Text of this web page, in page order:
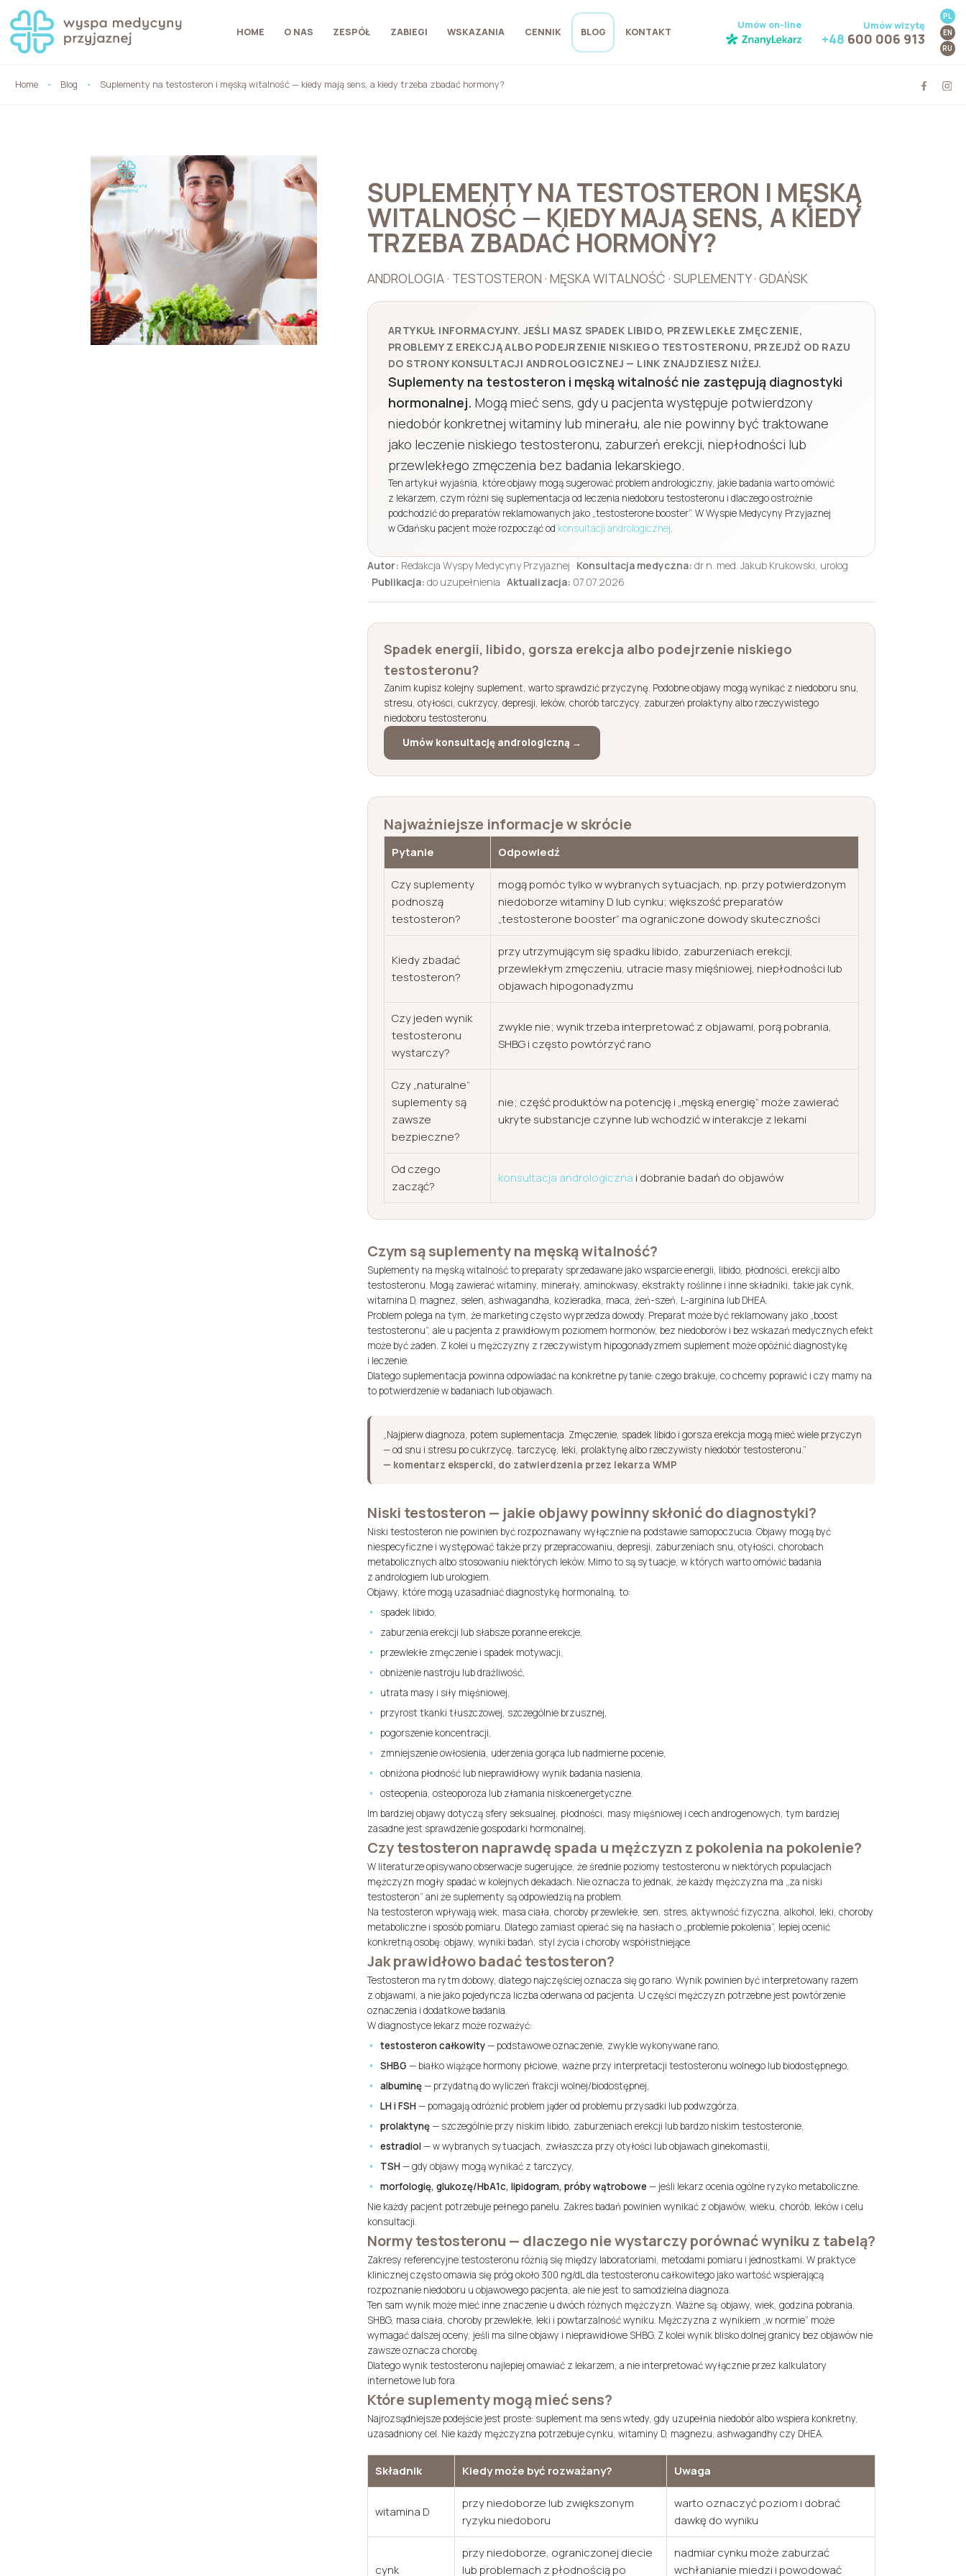
HOME O NAS ZESPÓŁ ZABIEGI WSKAZANIA CENNIK BLOG KONTAKT
Umów on-line Umów wizytę
+48 600 006 913
PL
EN
RU
Home Blog Suplementy na testosteron i męską witalność — kiedy mają sens, a kiedy trzeba zbadać hormony?
SUPLEMENTY NA TESTOSTERON I MĘSKĄ
WITALNOŚĆ — KIEDY MAJĄ SENS, A KIEDY
TRZEBA ZBADAĆ HORMONY?
ANDROLOGIA · TESTOSTERON · MĘSKA WITALNOŚĆ · SUPLEMENTY · GDAŃSK
ARTYKUŁ INFORMACYJNY. JEŚLI MASZ SPADEK LIBIDO, PRZEWLEKŁE ZMĘCZENIE,
PROBLEMY Z EREKCJĄ ALBO PODEJRZENIE NISKIEGO TESTOSTERONU, PRZEJDŹ OD RAZU
DO STRONY KONSULTACJI ANDROLOGICZNEJ — LINK ZNAJDZIESZ NIŻEJ.
Suplementy na testosteron i męską witalność nie zastępują diagnostyki
hormonalnej. Mogą mieć sens, gdy u pacjenta występuje potwierdzony
niedobór konkretnej witaminy lub minerału, ale nie powinny być traktowane
jako leczenie niskiego testosteronu, zaburzeń erekcji, niepłodności lub
przewlekłego zmęczenia bez badania lekarskiego.
Ten artykuł wyjaśnia, które objawy mogą sugerować problem andrologiczny, jakie badania warto omówić
z lekarzem, czym różni się suplementacja od leczenia niedoboru testosteronu i dlaczego ostrożnie
podchodzić do preparatów reklamowanych jako „testosterone booster”. W Wyspie Medycyny Przyjaznej
w Gdańsku pacjent może rozpocząć od konsultacji andrologicznej.
Autor: Redakcja Wyspy Medycyny Przyjaznej · Konsultacja medyczna: dr n. med. Jakub Krukowski, urolog
· Publikacja: do uzupełnienia · Aktualizacja: 07.07.2026
Spadek energii, libido, gorsza erekcja albo podejrzenie niskiego
testosteronu?
Zanim kupisz kolejny suplement, warto sprawdzić przyczynę. Podobne objawy mogą wynikać z niedoboru snu,
stresu, otyłości, cukrzycy, depresji, leków, chorób tarczycy, zaburzeń prolaktyny albo rzeczywistego
niedoboru testosteronu.
Umów konsultację andrologiczną →
Najważniejsze informacje w skrócie
Pytanie Odpowiedź
Czy suplementy
podnoszą
testosteron?
mogą pomóc tylko w wybranych sytuacjach, np. przy potwierdzonym
niedoborze witaminy D lub cynku; większość preparatów
„testosterone booster” ma ograniczone dowody skuteczności
Kiedy zbadać
testosteron?
przy utrzymującym się spadku libido, zaburzeniach erekcji,
przewlekłym zmęczeniu, utracie masy mięśniowej, niepłodności lub
objawach hipogonadyzmu
Czy jeden wynik
testosteronu
wystarczy?
zwykle nie; wynik trzeba interpretować z objawami, porą pobrania,
SHBG i często powtórzyć rano
Czy „naturalne”
suplementy są
zawsze
bezpieczne?
nie; część produktów na potencję i „męską energię” może zawierać
ukryte substancje czynne lub wchodzić w interakcje z lekami
Od czego
zacząć?
konsultacja andrologiczna i dobranie badań do objawów
Czym są suplementy na męską witalność?
Suplementy na męską witalność to preparaty sprzedawane jako wsparcie energii, libido, płodności, erekcji albo
testosteronu. Mogą zawierać witaminy, minerały, aminokwasy, ekstrakty roślinne i inne składniki, takie jak cynk,
witamina D, magnez, selen, ashwagandha, kozieradka, maca, żeń-szeń, L-arginina lub DHEA.
Problem polega na tym, że marketing często wyprzedza dowody. Preparat może być reklamowany jako „boost
testosteronu”, ale u pacjenta z prawidłowym poziomem hormonów, bez niedoborów i bez wskazań medycznych efekt
może być żaden. Z kolei u mężczyzny z rzeczywistym hipogonadyzmem suplement może opóźnić diagnostykę
i leczenie.
Dlatego suplementacja powinna odpowiadać na konkretne pytanie: czego brakuje, co chcemy poprawić i czy mamy na
to potwierdzenie w badaniach lub objawach.
„Najpierw diagnoza, potem suplementacja. Zmęczenie, spadek libido i gorsza erekcja mogą mieć wiele przyczyn
— od snu i stresu po cukrzycę, tarczycę, leki, prolaktynę albo rzeczywisty niedobór testosteronu.”
— komentarz ekspercki, do zatwierdzenia przez lekarza WMP
Niski testosteron — jakie objawy powinny skłonić do diagnostyki?
Niski testosteron nie powinien być rozpoznawany wyłącznie na podstawie samopoczucia. Objawy mogą być
niespecyficzne i występować także przy przepracowaniu, depresji, zaburzeniach snu, otyłości, chorobach
metabolicznych albo stosowaniu niektórych leków. Mimo to są sytuacje, w których warto omówić badania
z andrologiem lub urologiem.
Objawy, które mogą uzasadniać diagnostykę hormonalną, to:
spadek libido,
zaburzenia erekcji lub słabsze poranne erekcje,
przewlekłe zmęczenie i spadek motywacji,
obniżenie nastroju lub drażliwość,
utrata masy i siły mięśniowej,
przyrost tkanki tłuszczowej, szczególnie brzusznej,
pogorszenie koncentracji,
zmniejszenie owłosienia, uderzenia gorąca lub nadmierne pocenie,
obniżona płodność lub nieprawidłowy wynik badania nasienia,
osteopenia, osteoporoza lub złamania niskoenergetyczne.
Im bardziej objawy dotyczą sfery seksualnej, płodności, masy mięśniowej i cech androgenowych, tym bardziej
zasadne jest sprawdzenie gospodarki hormonalnej.
Czy testosteron naprawdę spada u mężczyzn z pokolenia na pokolenie?
W literaturze opisywano obserwacje sugerujące, że średnie poziomy testosteronu w niektórych populacjach
mężczyzn mogły spadać w kolejnych dekadach. Nie oznacza to jednak, że każdy mężczyzna ma „za niski
testosteron” ani że suplementy są odpowiedzią na problem.
Na testosteron wpływają wiek, masa ciała, choroby przewlekłe, sen, stres, aktywność fizyczna, alkohol, leki, choroby
metaboliczne i sposób pomiaru. Dlatego zamiast opierać się na hasłach o „problemie pokolenia”, lepiej ocenić
konkretną osobę: objawy, wyniki badań, styl życia i choroby współistniejące.
Jak prawidłowo badać testosteron?
Testosteron ma rytm dobowy, dlatego najczęściej oznacza się go rano. Wynik powinien być interpretowany razem
z objawami, a nie jako pojedyncza liczba oderwana od pacjenta. U części mężczyzn potrzebne jest powtórzenie
oznaczenia i dodatkowe badania.
W diagnostyce lekarz może rozważyć:
testosteron całkowity— podstawowe oznaczenie, zwykle wykonywane rano,
SHBG — białko wiążące hormony płciowe, ważne przy interpretacji testosteronu wolnego lub biodostępnego,
albuminę— przydatną do wyliczeń frakcji wolnej/biodostępnej,
LH i FSH— pomagają odróżnić problem jąder od problemu przysadki lub podwzgórza,
prolaktynę— szczególnie przy niskim libido, zaburzeniach erekcji lub bardzo niskim testosteronie,
estradiol— w wybranych sytuacjach, zwłaszcza przy otyłości lub objawach ginekomastii,
TSH— gdy objawy mogą wynikać z tarczycy,
morfologię, glukozę/HbA1c, lipidogram, próby wątrobowe — jeśli lekarz ocenia ogólne ryzyko metaboliczne.
Nie każdy pacjent potrzebuje pełnego panelu. Zakres badań powinien wynikać z objawów, wieku, chorób, leków i celu
konsultacji.
Normy testosteronu — dlaczego nie wystarczy porównać wyniku z tabelą?
Zakresy referencyjne testosteronu różnią się między laboratoriami, metodami pomiaru i jednostkami. W praktyce
klinicznej często omawia się próg około 300 ng/dL dla testosteronu całkowitego jako wartość wspierającą
rozpoznanie niedoboru u objawowego pacjenta, ale nie jest to samodzielna diagnoza.
Ten sam wynik może mieć inne znaczenie u dwóch różnych mężczyzn. Ważne są: objawy, wiek, godzina pobrania,
SHBG, masa ciała, choroby przewlekłe, leki i powtarzalność wyniku. Mężczyzna z wynikiem „w normie” może
wymagać dalszej oceny, jeśli ma silne objawy i nieprawidłowe SHBG. Z kolei wynik blisko dolnej granicy bez objawów nie
zawsze oznacza chorobę.
Dlatego wynik testosteronu najlepiej omawiać z lekarzem, a nie interpretować wyłącznie przez kalkulatory
internetowe lub fora.
Które suplementy mogą mieć sens?
Najrozsądniejsze podejście jest proste: suplement ma sens wtedy, gdy uzupełnia niedobór albo wspiera konkretny,
uzasadniony cel. Nie każdy mężczyzna potrzebuje cynku, witaminy D, magnezu, ashwagandhy czy DHEA.
Składnik Kiedy może być rozważany? Uwaga
witamina D
przy niedoborze lub zwiększonym
ryzyku niedoboru
warto oznaczyć poziom i dobrać
dawkę do wyniku
cynk
przy niedoborze, ograniczonej diecie
lub problemach z płodnością po
nadmiar cynku może zaburzać
wchłanianie miedzi i powodować